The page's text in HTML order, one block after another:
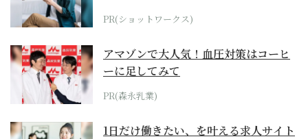
PR(ショットワークス)
アマゾンで大人気！血圧対策はコーヒ
ーに足してみて
PR(森永乳業)
1日だけ働きたい、を叶える求人サイト